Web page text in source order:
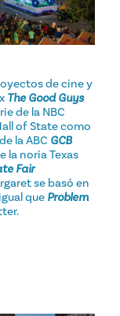
de cine y
The Good Guys
de la NBC
of State como
la ABC GCB
la noria Texas
Fair
se basó en
que Problem